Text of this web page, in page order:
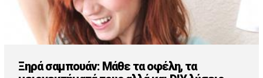
Ξηρά σαμπουάν: Μάθε τα οφέλη, τα